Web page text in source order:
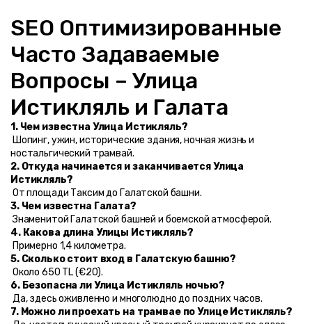
SEO Оптимизированные
Часто Задаваемые
Вопросы – Улица
Истикляль и Галата
1. Чем известна Улица Истикляль?
ностальгический трамвай.
2. Откуда начинается и заканчивается Улица
Истикляль?
От площади Таксим до Галатской башни.
3. Чем известна Галата?
Знаменитой Галатской башней и боемской атмосферой.
4. Какова длина Улицы Истикляль?
Примерно 1,4 километра.
5. Сколько стоит вход в Галатскую башню?
Около 650 TL (€20).
6. Безопасна ли Улица Истикляль ночью?
Да, здесь оживленно и многолюдно до поздних часов.
7. Можно ли проехать на трамвае по Улице Истикляль?